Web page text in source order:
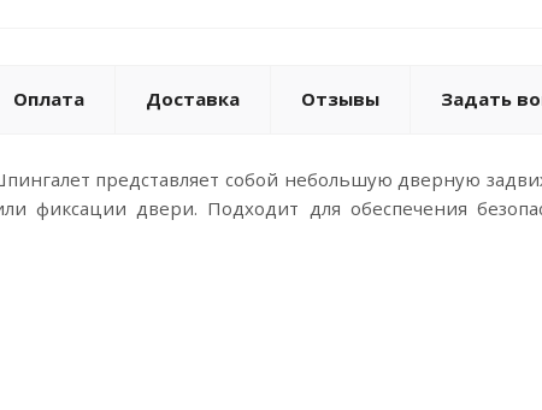
Оплата Доставка Отзывы Задать
представляет собой небольшую дверную
фиксации двери. Подходит для обеспечения